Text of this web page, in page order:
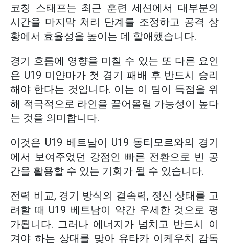
코칭 스태프는 최근 훈련 세션에서 대부분의
시간을 마지막 처리 단계를 조정하고 공격 상
황에서 효율성을 높이는 데 할애했습니다.
경기 흐름에 영향을 미칠 수 있는 또 다른 요인
은 U19 미얀마가 첫 경기 패배 후 반드시 승리
해야 한다는 것입니다. 이는 이 팀이 득점을 위
해 적극적으로 라인을 끌어올릴 가능성이 높다
는 것을 의미합니다.
이것은 U19 베트남이 U19 동티모르와의 경기
에서 보여주었던 강점인 빠른 전환으로 빈 공
간을 활용할 수 있는 기회가 될 수 있습니다.
전력 비교, 경기 방식의 결속력, 정신 상태를 고
려할 때 U19 베트남이 약간 우세한 것으로 평
가됩니다. 그러나 에너지가 넘치고 반드시 이
겨야 하는 상대를 맞아 유타카 이케우치 감독